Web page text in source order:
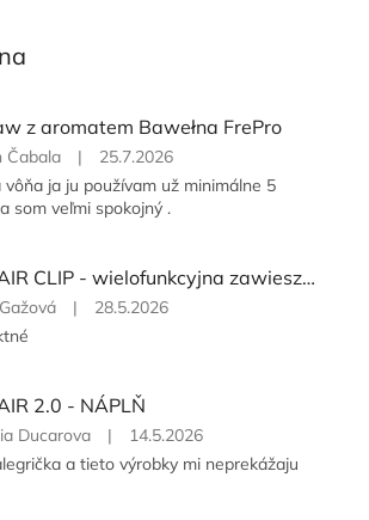
z aromatem Bawełna FrePro
Čabala |
25.7.2026
vôňa ja ju používam už minimálne 5
som veľmi spokojný .
ECO AIR CLIP - wielofunkcyjna zawieszka zapachowa
|
28.5.2026
2.0 - NÁPLŇ
Ducarova |
14.5.2026
a tieto výrobky mi neprekážaju